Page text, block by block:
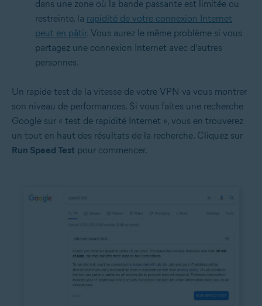
dans une zone où la bande passante est limitée ou
restreinte, la rapidité de votre connexion Internet
peut en pâtir. Vous aurez le même problème si vous
partagez une connexion Internet avec d’autres
personnes.
Un rapide test de la vitesse de votre VPN va vous montrer
son niveau de performances. Si vous faites une recherche
Google sur « test de rapidité Internet », vous en trouverez
un tout en haut des résultats de la recherche. Cliquez sur
Run Speed Test pour commencer.